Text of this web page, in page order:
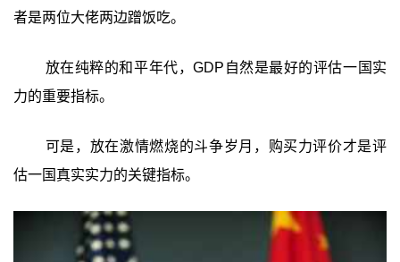
者是两位大佬两边蹭饭吃。
放在纯粹的和平年代，GDP自然是最好的评估一国实
力的重要指标。
可是，放在激情燃烧的斗争岁月，购买力评价才是评
估一国真实实力的关键指标。